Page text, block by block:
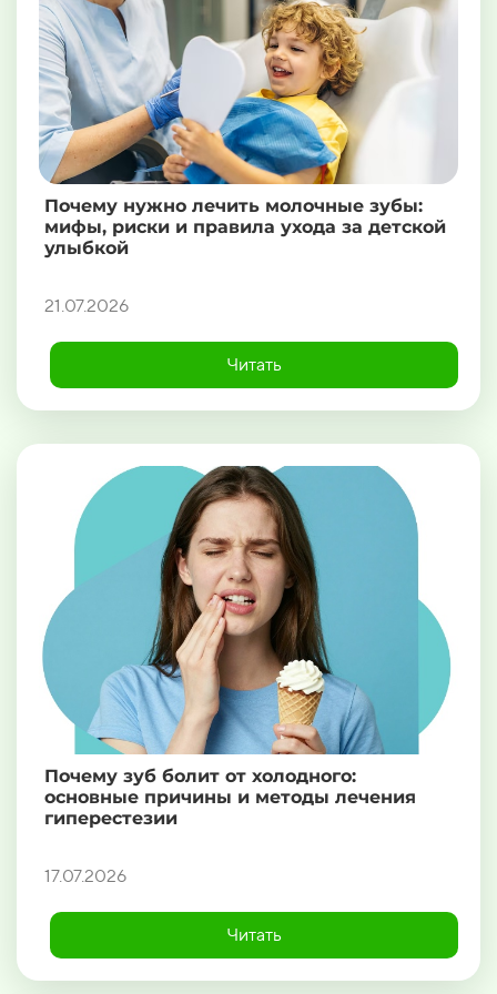
Почему нужно лечить молочные зубы:
мифы, риски и правила ухода за детской
улыбкой
21.07.2026
Читать
Почему зуб болит от холодного:
основные причины и методы лечения
гиперестезии
17.07.2026
Читать